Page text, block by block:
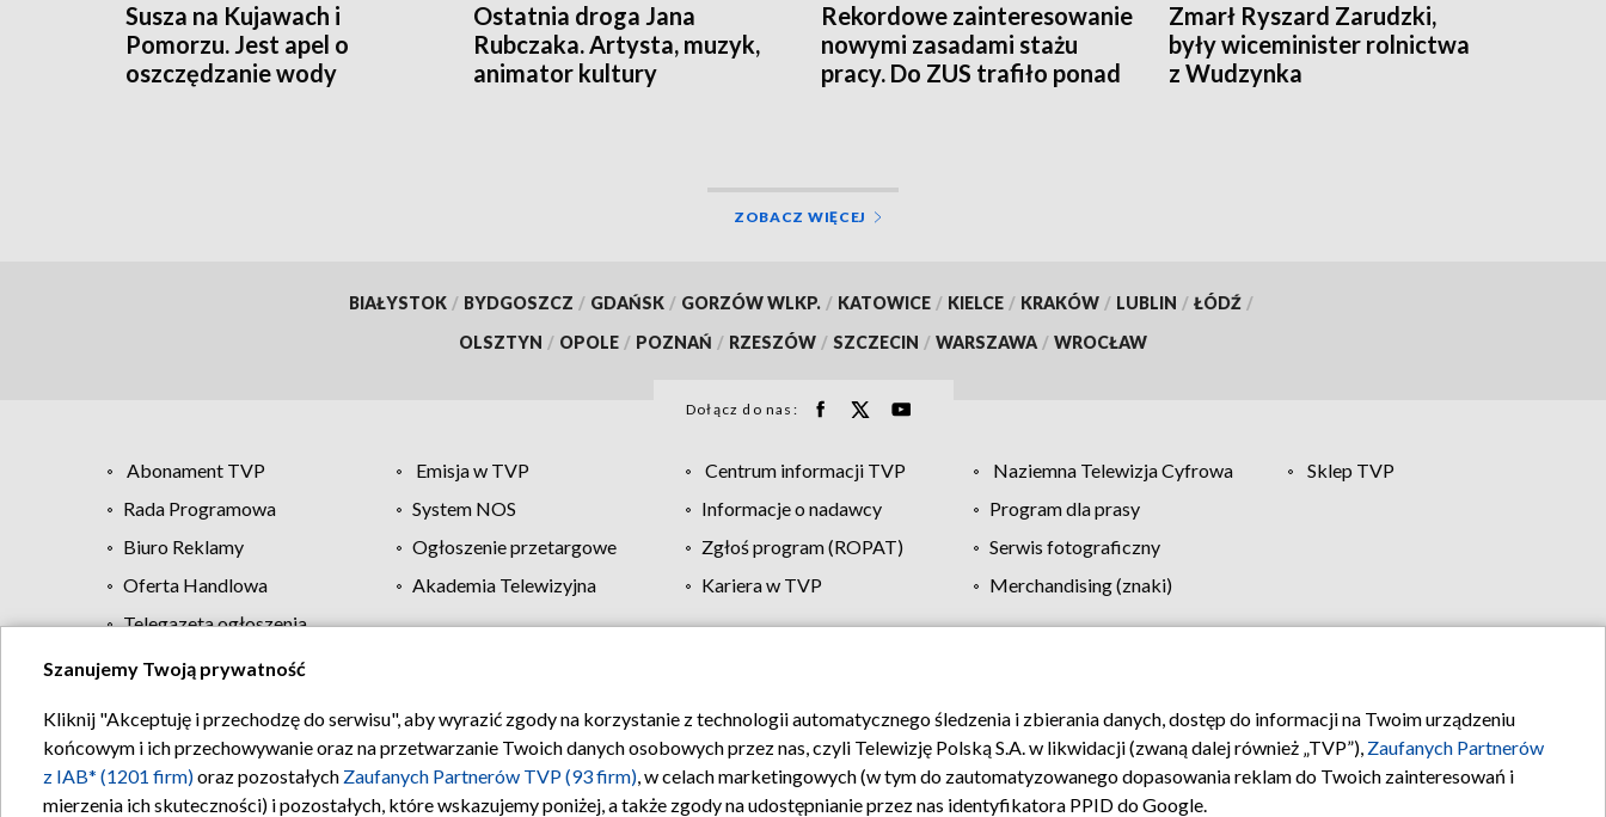
Susza na Kujawach i
Pomorzu. Jest apel o
oszczędzanie wody
Ostatnia droga Jana
Rubczaka. Artysta, muzyk,
animator kultury
Rekordowe zainteresowanie
nowymi zasadami stażu
pracy. Do ZUS trafiło ponad
Zmarł Ryszard Zarudzki,
były wiceminister rolnictwa
z Wudzynka
ZOBACZ WIĘCEJ
BIAŁYSTOK / BYDGOSZCZ / GDAŃSK / GORZÓW WLKP. / KATOWICE / KIELCE / KRAKÓW / LUBLIN / ŁÓDŹ /
OLSZTYN / OPOLE / POZNAŃ / RZESZÓW / SZCZECIN / WARSZAWA / WROCŁAW
Dołącz do nas:
Abonament TVP Emisja w TVP Centrum informacji TVP Naziemna Telewizja Cyfrowa
Sklep TVP
Rada Programowa
System NOS Informacje o nadawcy
Program dla prasy
Biuro Reklamy
Ogłoszenie przetargowe Zgłoś program (ROPAT)
Serwis fotograficzny
Oferta Handlowa
Akademia Telewizyjna Kariera w TVP
Merchandising (znaki)
Telegazeta ogłoszenia
Regulamin TVP Polityka prywatności Moje zgody Pomoc Biuro reklamy Kontakt
Szanujemy Twoją prywatność
Kliknij "Akceptuję i przechodzę do serwisu", aby wyrazić zgody na korzystanie z technologii automatycznego śledzenia i zbierania danych, dostęp do informacji na Twoim urządzeniu
końcowym i ich przechowywanie oraz na przetwarzanie Twoich danych osobowych przez nas, czyli Telewizję Polską S.A. w likwidacji (zwaną dalej również „TVP”), Zaufanych Partnerów
z IAB* (1201 firm)oraz pozostałych Zaufanych Partnerów TVP (93 firm), w celach marketingowych (w tym do zautomatyzowanego dopasowania reklam do Twoich zainteresowań i
mierzenia ich skuteczności) i pozostałych, które wskazujemy poniżej, a także zgody na udostępnianie przez nas identyfikatora PPID do Google.